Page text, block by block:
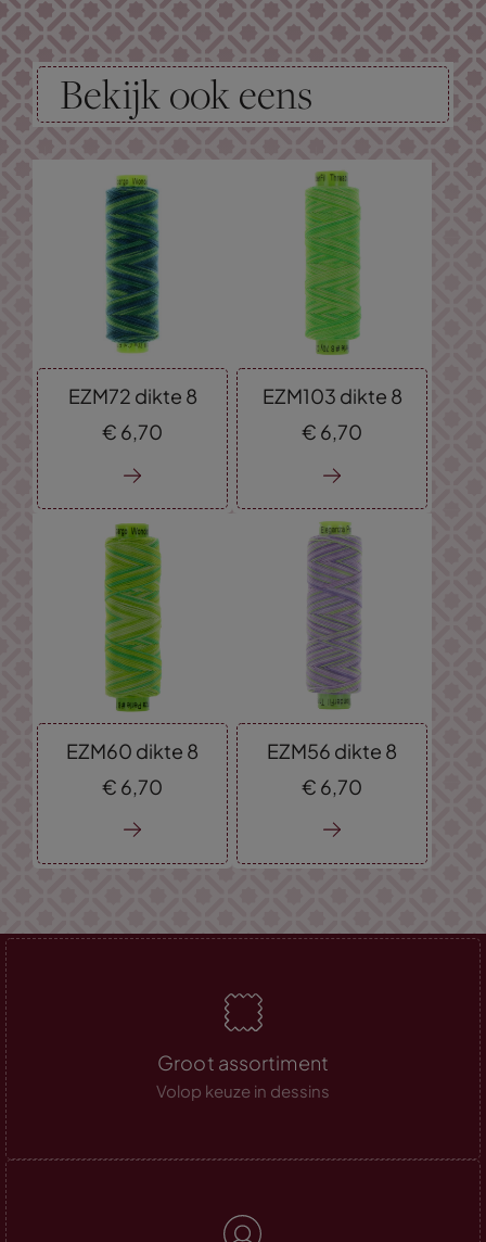
Bekijk ook eens
EZM72 dikte 8
€ 6,70
EZM103 dikte 8
€ 6,70
EZM60 dikte 8
€ 6, 70
EZM56 dikte 8
€ 6, 70
Groot assortiment
Volop keuze in dessins